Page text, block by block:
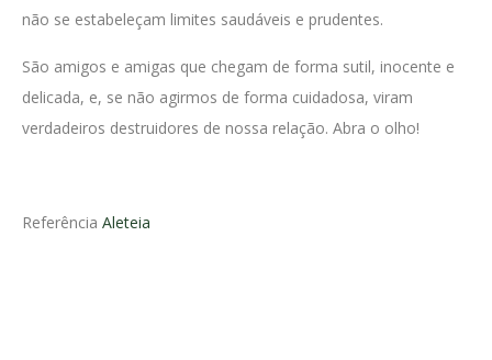
não se estabeleçam limites saudáveis e prudentes.
São amigos e amigas que chegam de forma sutil, inocente e
delicada, e, se não agirmos de forma cuidadosa, viram
verdadeiros destruidores de nossa relação. Abra o olho!
Referência Aleteia